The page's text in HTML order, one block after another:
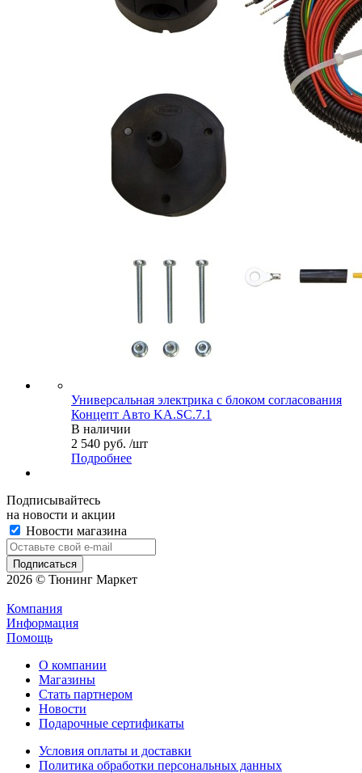
Универсальная электрика с блоком согласования
Концепт Авто KA.SC.7.1
В наличии
2 540 руб. /шт
Подробнее
Подписывайтесь
на новости и акции
Новости магазина
2026 © Тюнинг Маркет
Компания
Информация
Помощь
О компании
Магазины
Стать партнером
Новости
Подарочные сертификаты
Условия оплаты и доставки
Политика обработки персональных данных